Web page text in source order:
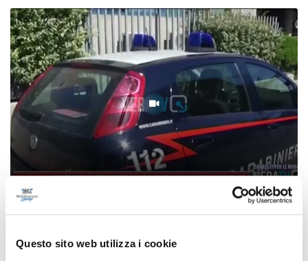
Questo sito web utilizza i cookie
Allarme bomba nei centri commerciali del
Milanese, le indagini portano nelle Marche